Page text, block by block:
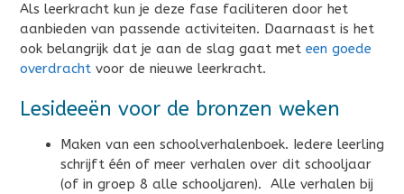
Als leerkracht kun je deze fase faciliteren door het
aanbieden van passende activiteiten. Daarnaast is het
ook belangrijk dat je aan de slag gaat met een goede
overdracht voor de nieuwe leerkracht.
Lesideeën voor de bronzen weken
Maken van een schoolverhalenboek. Iedere leerling
schrijft één of meer verhalen over dit schooljaar
(of in groep 8 alle schooljaren). Alle verhalen bij